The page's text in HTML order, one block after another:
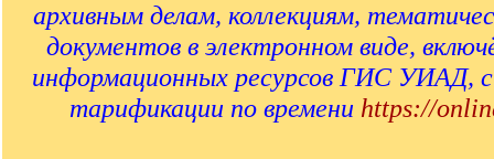
архивным делам, коллекциям,
документов в электронном виде,
информационных ресурсов ГИС УИАД,
тарификации по времени https://